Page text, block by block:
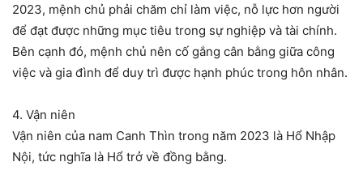
2023, mệnh chủ phải chăm chỉ làm việc, nỗ lực hơn người
để đạt được những mục tiêu trong sự nghiệp và tài chính.
Bên cạnh đó, mệnh chủ nên cố gắng cân bằng giữa công
việc và gia đình để duy trì được hạnh phúc trong hôn nhân.
4. Vận niên
Vận niên của nam Canh Thìn trong năm 2023 là Hổ Nhập
Nội, tức nghĩa là Hổ trở về đồng bằng.